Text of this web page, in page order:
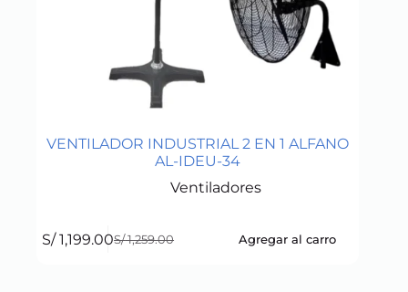
VENTILADOR INDUSTRIAL 2 EN 1 ALFANO
AL-IDEU-34
Ventiladores
S/1,259.00
Original
S/1,199.00Current
Agregar al carro